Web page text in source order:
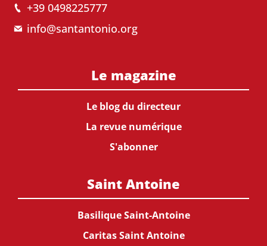
+39 0498225777
info@santantonio.org
Le magazine
Le blog du directeur
La revue numérique
S'abonner
Saint Antoine
Basilique Saint-Antoine
Caritas Saint Antoine